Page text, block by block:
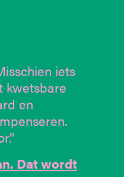
iets
kwetsbare
en
Dat wordt